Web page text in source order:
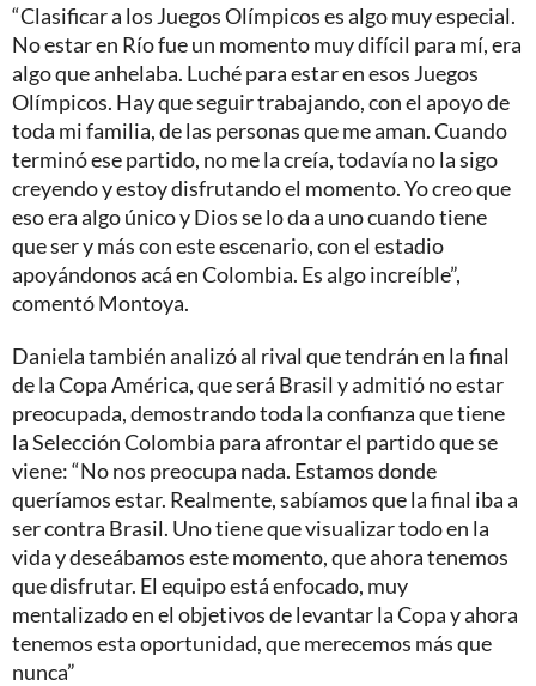
“Clasificar a los Juegos Olímpicos es algo muy especial.
No estar en Río fue un momento muy difícil para mí, era
algo que anhelaba. Luché para estar en esos Juegos
Olímpicos. Hay que seguir trabajando, con el apoyo de
toda mi familia, de las personas que me aman. Cuando
terminó ese partido, no me la creía, todavía no la sigo
creyendo y estoy disfrutando el momento. Yo creo que
eso era algo único y Dios se lo da a uno cuando tiene
que ser y más con este escenario, con el estadio
apoyándonos acá en Colombia. Es algo increíble”,
comentó Montoya.
Daniela también analizó al rival que tendrán en la final
de la Copa América, que será Brasil y admitió no estar
preocupada, demostrando toda la confianza que tiene
la Selección Colombia para afrontar el partido que se
viene: “No nos preocupa nada. Estamos donde
queríamos estar. Realmente, sabíamos que la final iba a
ser contra Brasil. Uno tiene que visualizar todo en la
vida y deseábamos este momento, que ahora tenemos
que disfrutar. El equipo está enfocado, muy
mentalizado en el objetivos de levantar la Copa y ahora
tenemos esta oportunidad, que merecemos más que
nunca”